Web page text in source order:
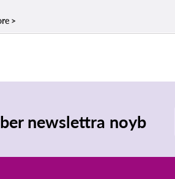
newslettra noyb